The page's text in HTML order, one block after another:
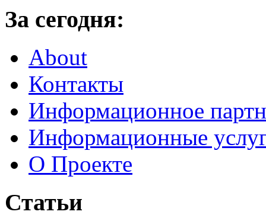
За сегодня:
About
Контакты
Информационное
Информационные
О Проекте
Статьи